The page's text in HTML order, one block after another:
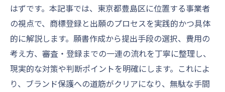
はずです。本記事では、東京都豊島区に位置する事業者
の視点で、商標登録と出願のプロセスを実践的かつ具体
的に解説します。願書作成から提出手段の選択、費用の
考え方、審査・登録までの一連の流れを丁寧に整理し、
現実的な対策や判断ポイントを明確にします。これによ
り、ブランド保護への道筋がクリアになり、無駄な手間